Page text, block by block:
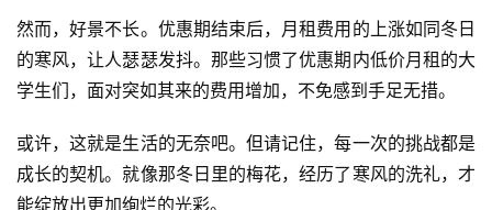
首
然而，好景不长。优惠期结束后，月租费用的上涨如同冬日
的寒风，让人瑟瑟发抖。那些习惯了优惠期内低价月租的大
学生们，面对突如其来的费用增加，不免感到手足无措。
或许，这就是生活的无奈吧。但请记住，每一次的挑战都是
成长的契机。就像那冬日里的梅花，经历了寒风的洗礼，才
能绽放出更加绚烂的光彩。